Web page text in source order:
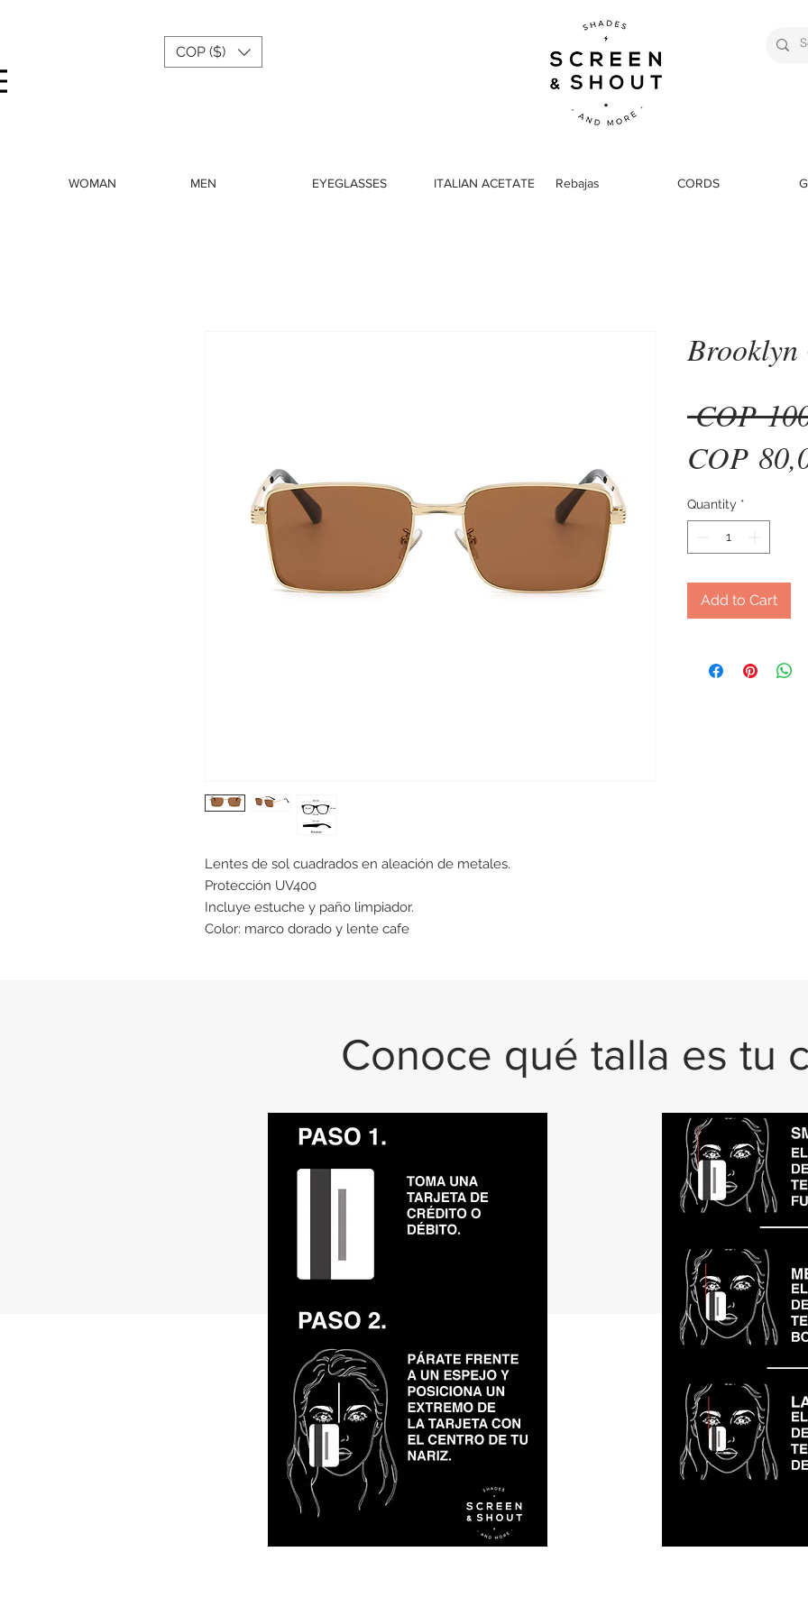
COP ($)
WOMAN MEN EYEGLASSES ITALIAN ACETATE Rebajas CORDS
Lentes de sol cuadrados en aleación de metales.
Protección UV400
Incluye estuche y paño limpiador.
Color: marco dorado y lente cafe
Brooklyn
COP
COP
Quantity *
Add to Cart
Conoce qué talla es tu